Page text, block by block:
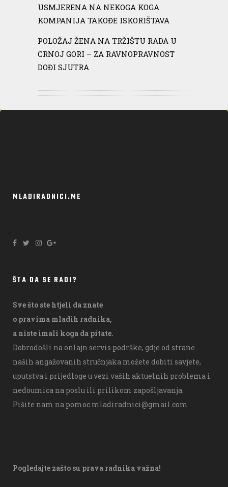
USMJERENA NA NEKOGA KOGA
KOMPANIJA TAKOĐE ISKORIŠTAVA
POLOŽAJ ŽENA NA TRŽIŠTU RADA U
CRNOJ GORI – ZA RAVNOPRAVNOST
DOĐI SJUTRA
MLADIRADNICI.ME
ŠTA DA SE RADI?
Sve što ste htjeli da znate
o pravima mladih radnika,
a niste imali koga da pitate.
Dobrodošli na onlajn servis podrške, gdje od strane
naših angažovanih stručnjaka možete dobiti savjete,
uputstva i prijedloge u vezi vaših aktuelnih problema i
nedoumica na poslu ili prilikom zapošljavanja.
Pišite nam na pomoc.mladiradnici@gmail.com
Pogledajte zašto su prava radnika važna!